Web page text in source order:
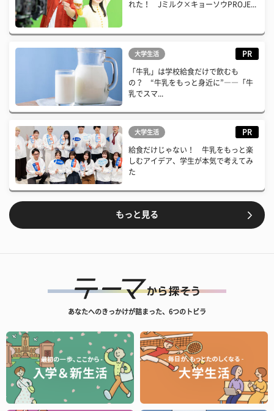
れた！ Jミルク×キョーソウPROJE...
大学生活 PR
「牛乳」は学校給食だけで飲むも
の？ “牛乳をもっと身近に”――「牛
乳でスマ...
大学生活 PR
給食だけじゃない！ 牛乳をもっと楽
しむアイデア、学生が本気で考えてみ
た
もっと見る
あなたへのきっかけが詰まった、6つのトビラ